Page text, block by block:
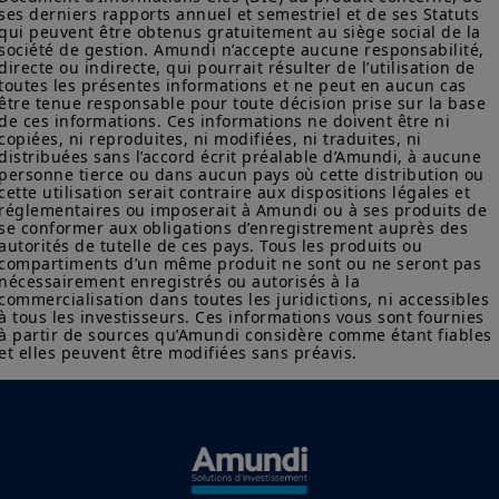
informatif seulement. Aucune information fournie ne constitue
une offre d’achat, une sollicitation de vente de titres, un conseil
d’investissement quant à l'achat ou à la vente d’un titre, une
offre ou une sollicitation par Amundi Canada ou une de ses
sociétés affiliées de fournir un conseil d'investissement ou un
service financier, juridique, fiscal ou de placement ni d’acheter
ou vendre des titres ou d’autres instruments financiers. Les
informations contenues sur ce site proviennent d’Amundi
Canada ou de sources considérées comme fiables par Amundi
Canada. Amundi Canada n’a pas vérifié indépendamment cette
information, ni n’a mené d’enquête à son égard. Ni Amundi
Canada, ni ses sociétés affiliées, associés, administrateurs,
dirigeants, mandataires, employés ni ses représentants ne
garantissent ni ne déclarent, implicitement ou explicitement,
que les informations fournies sur ce site est exacte, complète
ou à jour. Amundi Canada décline toute responsabilité liée aux
informations contenues sur ce site web.
Les informations ne visent pas à être distribuées ni à être
Canada ou à ses affiliés l’obligation de se conformer aux
obligations d’inscription ou de prospectus de ces juridictions.
derniers rapports annuel et semestriel et de ses Statuts
peuvent être obtenus gratuitement au siège social de la
de gestion. Amundi n’accepte aucune responsabilité,
ou indirecte, qui pourrait résulter de l’utilisation de
les présentes informations et ne peut en aucun cas
tenue responsable pour toute décision prise sur la base
ces informations. Ces informations ne doivent être ni
ni reproduites, ni modifiées, ni traduites, ni
sans l’accord écrit préalable d’Amundi, à aucune
tierce ou dans aucun pays où cette distribution ou
utilisation serait contraire aux dispositions légales et
ou imposerait à Amundi ou à ses produits de
conformer aux obligations d’enregistrement auprès des
de tutelle de ces pays. Tous les produits ou
d’un même produit ne sont ou ne seront pas
enregistrés ou autorisés à la
dans toutes les juridictions, ni accessibles
tous les investisseurs. Ces informations vous sont fournies
partir de sources qu’Amundi considère comme étant fiables
elles peuvent être modifiées sans préavis.